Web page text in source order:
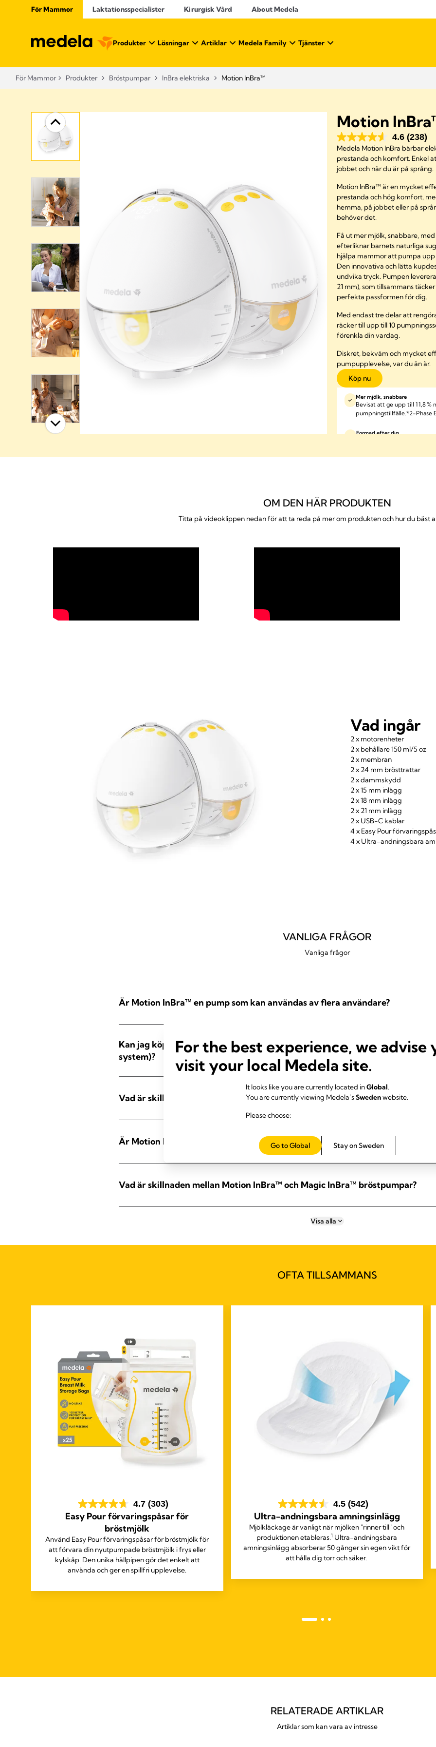
För Mammor Laktationsspecialister Kirurgisk Vård About Medela
Produkter Lösningar Artiklar Medela Family Tjänster
För Mammor Produkter Bröstpumpar InBra elektriska Motion InBra™
Motion
4.6 (238)
Medela Motion InBra bärbar
prestanda och komfort. Enkel
jobbet och när du är på språng.
Motion InBra™ är en mycket
prestanda och hög komfort,
hemma, på jobbet eller på
behöver det.
Få ut mer mjölk, snabbare,
efterliknar barnets naturliga
hjälpa mammor att pumpa upp
Den innovativa och lätta
undvika tryck. Pumpen
21 mm), som tillsammans
perfekta passformen för dig.
Med endast tre delar att
räcker till upp till 10
förenkla din vardag.
Diskret, bekväm och mycket
pumpupplevelse, var du än är.
Köp nu
Mer mjölk, snabbare
Bevisat att ge upp till 11,8
pumpningstillfälle.*2-Phase
Formad efter dig
Kännetecken och
OM DEN HÄR PRODUKTEN
Titta på videoklippen nedan för att ta reda på mer om produkten och hur du bäst
Vad ingår
2 x motorenheter
2 x behållare 150 ml/5 oz
2 x membran
2 x 24 mm brösttrattar
2 x dammskydd
2 x 15 mm inlägg
2 x 18 mm inlägg
2 x 21 mm inlägg
2 x USB-C kablar
4 x Easy Pour
4 x Ultra-andningsbara
VANLIGA FRÅGOR
Vanliga frågor
Är Motion InBra™ en pump som kan användas av flera användare?
Kan jag köpa eller låna en begagnad Motion InBra™ bröstpump (eftersom
system)?
Vad är skillnaden mellan de två pumprytmerna (stimulerings- och
Är Motion InBra™ en pump med slutet system?
Vad är skillnaden mellan Motion InBra™ och Magic InBra™ bröstpumpar?
Visa alla
OFTA TILLSAMMANS
4.7 (303)
Easy Pour förvaringspåsar för
bröstmjölk
Använd Easy Pour förvaringspåsar för bröstmjölk för
att förvara din nyutpumpade bröstmjölk i frys eller
kylskåp. Den unika hällpipen gör det enkelt att
använda och ger en spillfri upplevelse.
4.5 (542)
Ultra-andningsbara amningsinlägg
Mjölkläckage är vanligt när mjölken "rinner till" och
produktionen etableras.1 Ultra-andningsbara
amningsinlägg absorberar 50 gånger sin egen vikt för
att hålla dig torr och säker.
RELATERADE ARTIKLAR
Artiklar som kan vara av intresse
For the best experience, we advise
visit your local Medela site.
It looks like you are currently located inGlobal.
You are currently viewing Medela’sSwedenwebsite.
Please choose:
Stay on Sweden
Go to Global